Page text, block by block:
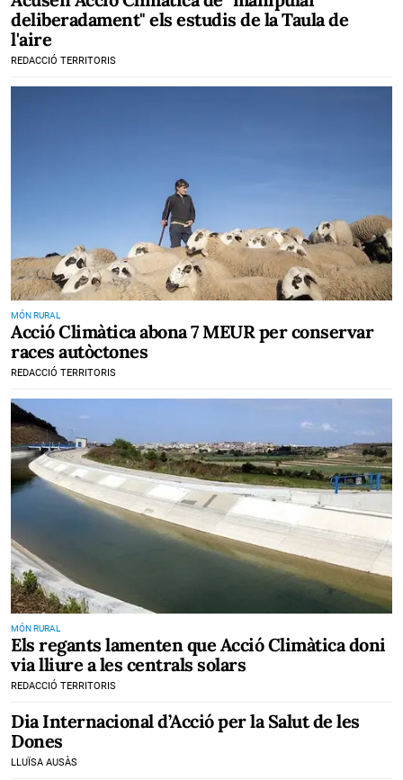
deliberadament" els estudis de la Taula de
l'aire
REDACCIÓ TERRITORIS
MÓN RURAL
Acció Climàtica abona 7 MEUR per conservar
races autòctones
REDACCIÓ TERRITORIS
MÓN RURAL
Els regants lamenten que Acció Climàtica doni
via lliure a les centrals solars
REDACCIÓ TERRITORIS
Dia Internacional d’Acció per la Salut de les
Dones
LLUÏSA AUSÀS